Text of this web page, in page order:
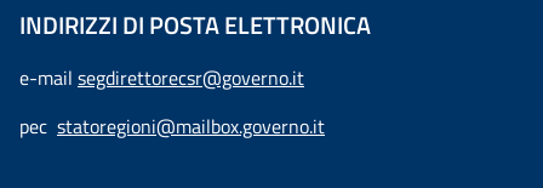
INDIRIZZI DI POSTA ELETTRONICA
e-mail segdirettorecsr@governo.it
pec statoregioni@mailbox.governo.it